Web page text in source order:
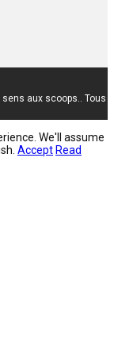
sens aux scoops.. Tous
We'll assume
Accept Read